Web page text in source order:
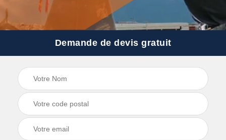
Demande de devis gratuit